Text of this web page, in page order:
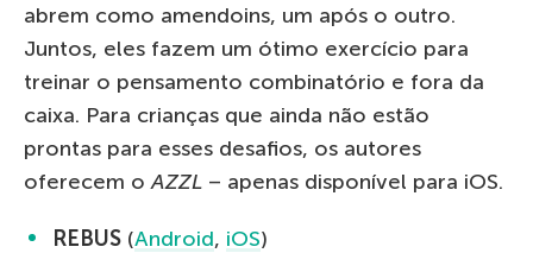
abrem como amendoins, um após o outro.
Juntos, eles fazem um ótimo exercício para
treinar o pensamento combinatório e fora da
caixa. Para crianças que ainda não estão
prontas para esses desafios, os autores
oferecem oAZZL – apenas disponível para iOS.
REBUS (Android, iOS)